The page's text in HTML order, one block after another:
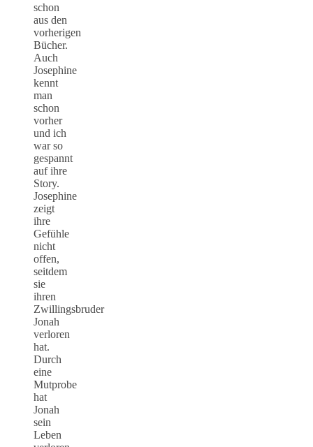
schon
aus den
vorherigen
Bücher.
Auch
Josephine
kennt
man
schon
vorher
und ich
war so
gespannt
auf ihre
Story.
Josephine
zeigt
ihre
Gefühle
nicht
offen,
seitdem
sie
ihren
Zwillingsbruder
Jonah
verloren
hat.
Durch
eine
Mutprobe
hat
Jonah
sein
Leben